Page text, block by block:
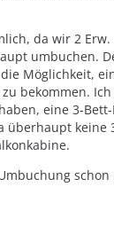
da wir 2
umbuchen.
Möglichkeit,
bekommen.
eine 3-
überhaupt keine